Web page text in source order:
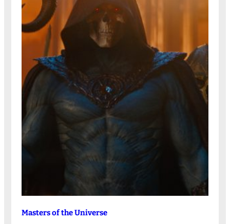
Masters of the Universe